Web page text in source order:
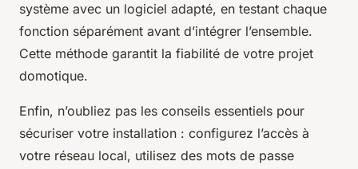
système avec un logiciel adapté, en testant chaque
fonction séparément avant d’intégrer l’ensemble.
Cette méthode garantit la fiabilité de votre projet
domotique.
Enfin, n’oubliez pas les conseils essentiels pour
sécuriser votre installation : configurez l’accès à
votre réseau local, utilisez des mots de passe